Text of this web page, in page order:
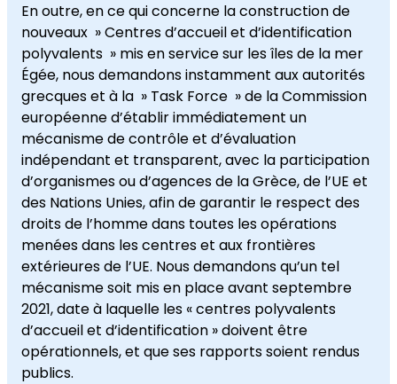
En outre, en ce qui concerne la construction de
nouveaux » Centres d’accueil et d’identification
polyvalents » mis en service sur les îles de la mer
Égée, nous demandons instamment aux autorités
grecques et à la » Task Force » de la Commission
européenne d’établir immédiatement un
mécanisme de contrôle et d’évaluation
indépendant et transparent, avec la participation
d’organismes ou d’agences de la Grèce, de l’UE et
des Nations Unies, afin de garantir le respect des
droits de l’homme dans toutes les opérations
menées dans les centres et aux frontières
extérieures de l’UE. Nous demandons qu’un tel
mécanisme soit mis en place avant septembre
2021, date à laquelle les « centres polyvalents
d’accueil et d’identification » doivent être
opérationnels, et que ses rapports soient rendus
publics.